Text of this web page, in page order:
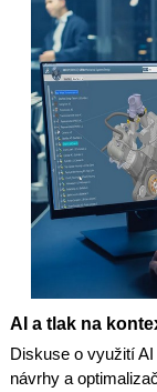
AI a tlak na
Diskuse o využití
návrhy a